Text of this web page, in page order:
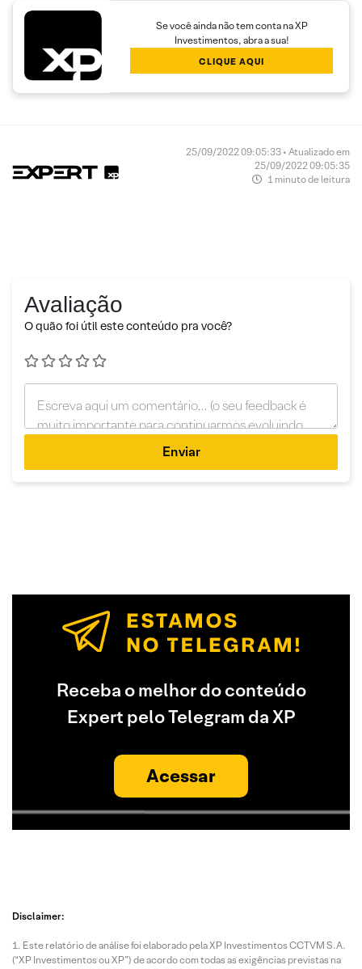
Se você ainda não tem conta na XP
Investimentos, abra a sua!
CLIQUE AQUI
25/09/2022 09:05:33 • Atualizado em
25/09/2022 09:05:35
1 minuto de leitura
Avaliação
O quão foi útil este conteúdo pra você?
Enviar
Receba o melhor do conteúdo
Expert pelo Telegram da XP
Acessar
Disclaimer:
Este relatório de análise foi elaborado pela XP Investimentos CCTVM S.A.
(“XP Investimentos ou XP”) de acordo com todas as exigências previstas na